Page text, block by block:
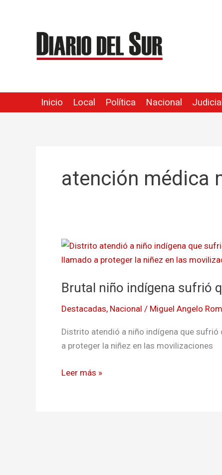
contenido
Inicio Local Política Nacional Judicial
atención médica
Brutal niño indígena sufrió
Destacadas, Nacional / Miguel Angelo
Distrito atendió a niño indígena que
a proteger la niñez en las movilizaciones
Brutal
niño
sufrió
liquido
hirviente
Leer más »